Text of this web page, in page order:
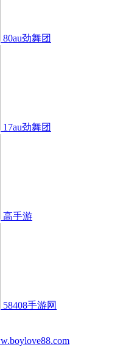
80au劲舞团
17au劲舞团
高手游
58408手游网